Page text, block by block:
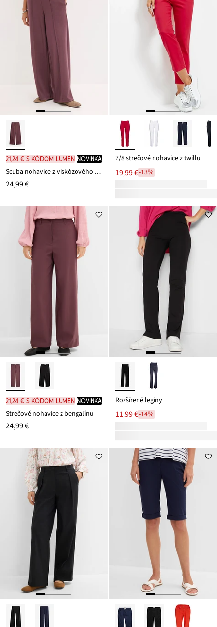
21,24 € s kódom LUMEN novinka
Scuba nohavice z viskózového mixu
24,99 €
7/8 strečové nohavice z twillu
19,99 €-13%
21,24 € s kódom LUMEN novinka
Strečové nohavice z bengalínu
24,99 €
Rozšírené legíny
11,99 €-14%